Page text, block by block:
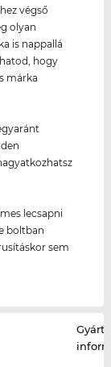
végső
olyan
is nappallá
hogy
márka
lecsapni
boltban
sem